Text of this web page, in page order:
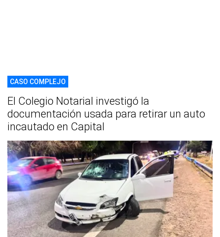
CASO COMPLEJO
El Colegio Notarial investigó la
documentación usada para retirar un auto
incautado en Capital